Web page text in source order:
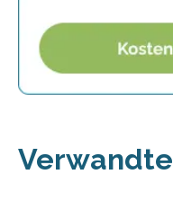
Verwandte